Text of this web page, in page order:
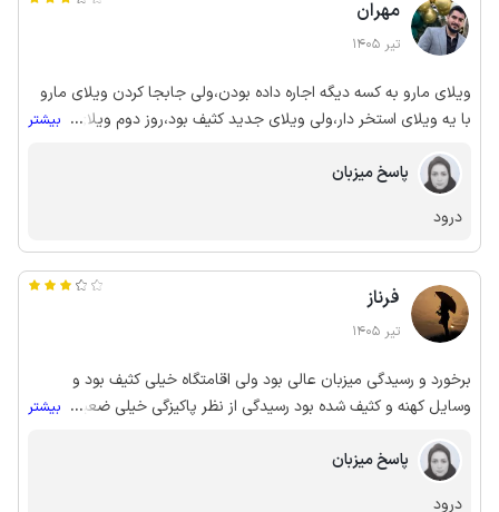
مهران
تیر 1405
ویلای مارو به کسه دیگه اجاره داده بودن،ولی جابجا کردن ویلای مارو
با یه ویلای استخر دار،ولی ویلای جدید کثیف بود،روز دوم ویلای... بیشتر
پاسخ میزبان
درود
فرناز
تیر 1405
برخورد و رسیدگی میزبان عالی بود ولی اقامتگاه خیلی کثیف بود و
وسایل کهنه و کثیف شده بود رسیدگی از نظر پاکیزگی خیلی ضعیف بود
نظافت نداشتن وگرنه امکانات و طراحی واحدها خوب بود فقط کهنه و
کثیف شده بود و نظافت نمیشد همین امکانات اگر با پاکیزگی همراه بود
... بیشتر
پاسخ میزبان
درود